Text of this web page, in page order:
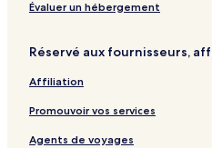
o
i
a
n
s
t
r
a
Évaluer un hébergement
Réservé aux fournisseurs,
Affiliation
Promouvoir vos services
Agents de voyages